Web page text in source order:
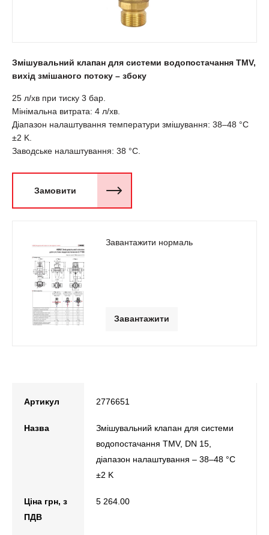
Змішувальний клапан для системи водопостачання ТМV,
вихід змішаного потоку – збоку
25 л/хв при тиску 3 бар.
Мінімальна витрата: 4 л/хв.
Діапазон налаштування температури змішування: 38–48 °С
±2 K.
Заводське налаштування: 38 °С.
Замовити
Завантажити нормаль
Завантажити
Артикул 2776651
Назва
Змішувальний клапан для системи
водопостачання ТМV, DN 15,
діапазон налаштування – 38–48 °С
±2 K
Ціна грн, з
ПДВ
5 264.00